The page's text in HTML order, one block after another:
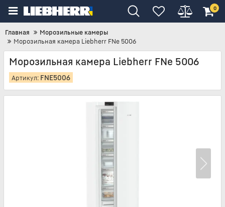
0
Главная
Морозильные камеры
Морозильная камера Liebherr FNe 5006
Морозильная камера Liebherr FNe 5006
Артикул: FNE5006